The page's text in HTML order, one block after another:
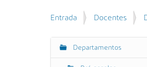
P
V
c
Entrada Docentes
N
Departamentos